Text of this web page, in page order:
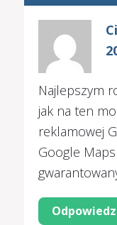
Najlepszym
jak na ten
reklamowej
Google
Odpowiedz